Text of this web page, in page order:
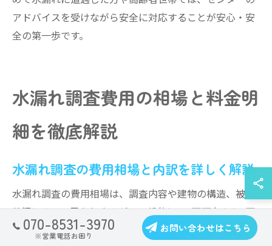
アドバイスを受けながら安全に対応することが安心・安
全の第一歩です。
水漏れ調査費用の相場と料金明
細を徹底解説
水漏れ調査の費用相場と内訳を詳しく解説
水漏れ調査の費用相場は、調査内容や建物の構造、被害
状況によって異なりますが、一般的には1万円台から3万
円台が多い傾向です。調査の内訳としては、基本料金に
070-8531-3970
※営業電話お困り
お問い合わせはこちら